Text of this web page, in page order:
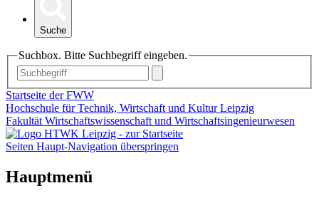
Suche
Suchbox. Bitte Suchbegriff eingeben.
Startseite der FWW
Hochschule für Technik, Wirtschaft und Kultur Leipzig
Fakultät Wirtschaftswissenschaft und Wirtschaftsingenieurwesen
Seiten Haupt-Navigation überspringen
Hauptmenü